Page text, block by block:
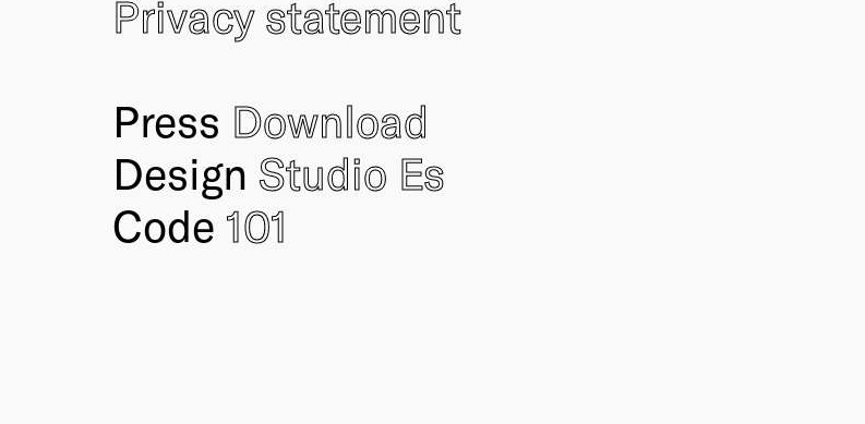
Privacy statement
Press Download
Design Studio Es
Code 101